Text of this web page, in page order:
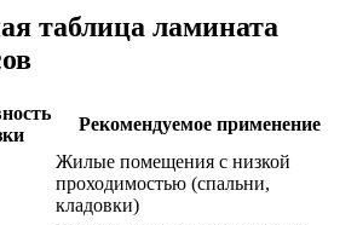
таблица ламината
Рекомендуемое применение
Жилые помещения с низкой
проходимостью (спальни,
кладовки)